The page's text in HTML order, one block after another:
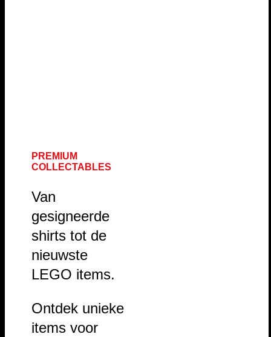
PREMIUM
COLLECTABLES
Van
gesigneerde
shirts tot de
nieuwste
LEGO items.
Ontdek unieke
items voor